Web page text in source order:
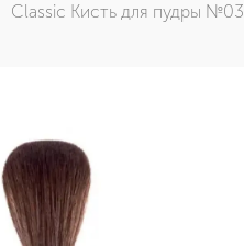
Classic Кисть для пудры №03